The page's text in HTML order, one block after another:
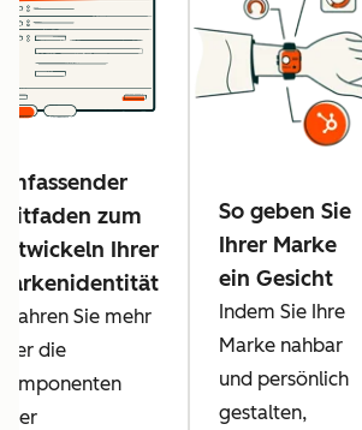
zum
Ihrer
Sie mehr
die
So geben Sie
Ihrer Marke
ein Gesicht
Indem Sie Ihre
Marke nahbar
und persönlich
gestalten,